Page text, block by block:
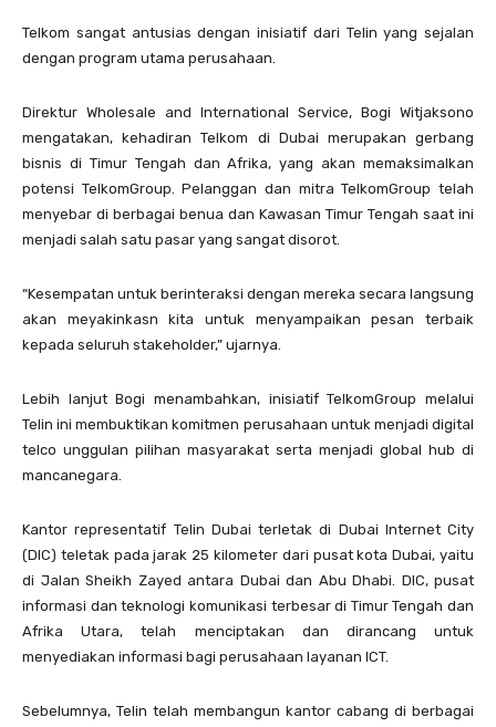
Telkom sangat antusias dengan inisiatif dari Telin yang sejalan
dengan program utama perusahaan.
Direktur Wholesale and International Service, Bogi Witjaksono
mengatakan, kehadiran Telkom di Dubai merupakan gerbang
bisnis di Timur Tengah dan Afrika, yang akan memaksimalkan
potensi TelkomGroup. Pelanggan dan mitra TelkomGroup telah
menyebar di berbagai benua dan Kawasan Timur Tengah saat ini
menjadi salah satu pasar yang sangat disorot.
“Kesempatan untuk berinteraksi dengan mereka secara langsung
akan meyakinkasn kita untuk menyampaikan pesan terbaik
kepada seluruh stakeholder,” ujarnya.
Lebih lanjut Bogi menambahkan, inisiatif TelkomGroup melalui
Telin ini membuktikan komitmen perusahaan untuk menjadi digital
telco unggulan pilihan masyarakat serta menjadi global hub di
mancanegara.
Kantor representatif Telin Dubai terletak di Dubai Internet City
(DIC) teletak pada jarak 25 kilometer dari pusat kota Dubai, yaitu
di Jalan Sheikh Zayed antara Dubai dan Abu Dhabi. DIC, pusat
informasi dan teknologi komunikasi terbesar di Timur Tengah dan
Afrika Utara, telah menciptakan dan dirancang untuk
menyediakan informasi bagi perusahaan layanan ICT.
Sebelumnya, Telin telah membangun kantor cabang di berbagai